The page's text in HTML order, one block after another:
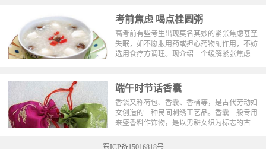
考前焦虑 喝点桂圆粥
高考前有些考生出现莫名其妙的紧张焦虑甚至
失眠，如不愿服用药或担心药物副作用，不妨
选用食疗方调理。现介绍一个缓解紧张焦虑的
端午时节话香囊
香袋又称荷包、香囊、香桶等，是古代劳动妇
女创造的一种民间刺绣工艺品。香囊一般专用
来盛香料作饰物，是以男耕女织为标志的古代
俗。香袋与琼瑶、玉环、香帕等，为古代人重
蜀ICP备15016818号